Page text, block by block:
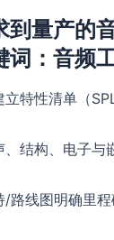
到量产的
：音频
特性清单（
、结构、电子与
路线图明确里